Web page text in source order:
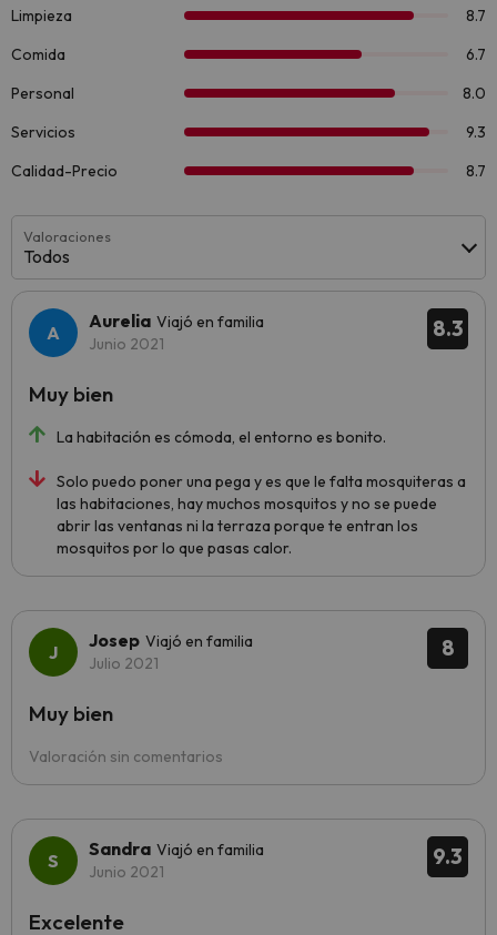
Valoraciones
Todos
8.3
Aurelia Viajó en familia
Junio 2021
La habitación es cómoda, el entorno es bonito.
Solo puedo poner una pega y es que le falta mosquiteras a
las habitaciones, hay muchos mosquitos y no se puede
abrir las ventanas ni la terraza porque te entran los
mosquitos por lo que pasas calor.
Muy bien
8
Josep Viajó en familia
Julio 2021
Valoración sin comentarios
Muy bien
9.3
Sandra Viajó en familia
Junio 2021
Excelente